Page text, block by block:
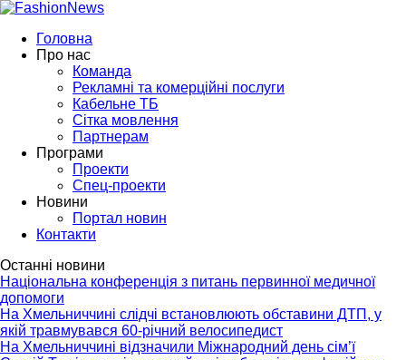
Головна
Про нас
Команда
Рекламні та комерційні послуги
Кабельне ТБ
Сітка мовлення
Партнерам
Програми
Проекти
Спец-проекти
Новини
Портал новин
Контакти
Останні новини
Національна конференція з питань первинної медичної
допомоги
На Хмельниччині слідчі встановлюють обставини ДТП, у
якій травмувався 60-річний велосипедист
На Хмельниччині відзначили Міжнародний день сім’ї